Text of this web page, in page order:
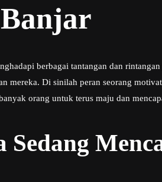
berbagai tantangan dan
mereka. Di sinilah peran seorang
orang untuk terus maju dan
Sedang